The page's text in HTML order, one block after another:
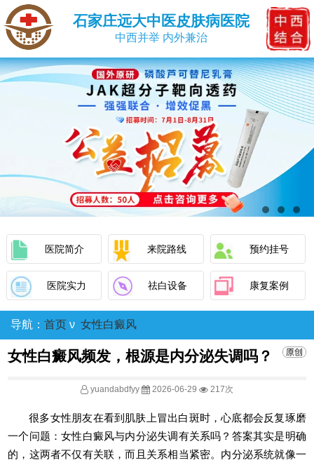
石家庄远大中医皮肤病医院
中西并举 内外兼治
医院简介 来院路线 预约挂号
医院实力 祛白设备 康复案例
导航： 首页 ν 女性白癜风
女性白癜风频发，根源是内分泌失调吗？
yuandabdfyy 2026-06-29 217次
很多女性朋友在看到肌肤上冒出白斑时，心底都会反复琢磨
一个问题：女性白癜风与内分泌失调有关系吗？答案其实是明确
的，这两者不仅有关联，而且关系相当紧密。内分泌系统就像一